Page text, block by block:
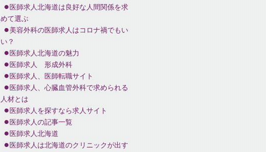
医師求人北海道は良好な人間関係を求
めて選ぶ
美容外科の医師求人はコロナ禍でもい
い？
医師求人北海道の魅力
医師求人 形成外科
医師求人、医師転職サイト
医師求人、心臓血管外科で求められる
人材とは
医師求人を探すなら求人サイト
医師求人の記事一覧
医師求人北海道
医師求人は北海道のクリニックが出す